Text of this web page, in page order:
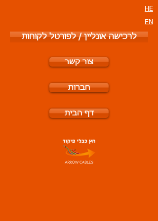
HE
EN
לרכישה אונליין / לפורטל לקוחות
צור קשר
חברות
דף הבית